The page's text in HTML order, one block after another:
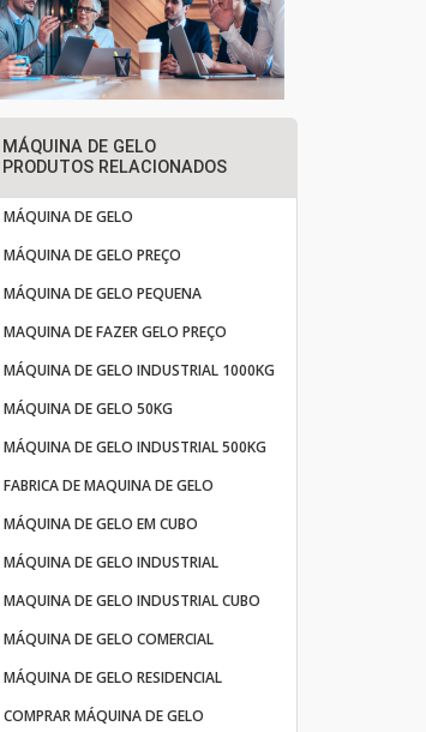
MÁQUINA DE GELO
PRODUTOS RELACIONADOS
MÁQUINA DE GELO
MÁQUINA DE GELO PREÇO
MÁQUINA DE GELO PEQUENA
MAQUINA DE FAZER GELO PREÇO
MÁQUINA DE GELO INDUSTRIAL 1000KG
MÁQUINA DE GELO 50KG
MÁQUINA DE GELO INDUSTRIAL 500KG
FABRICA DE MAQUINA DE GELO
MÁQUINA DE GELO EM CUBO
MÁQUINA DE GELO INDUSTRIAL
MAQUINA DE GELO INDUSTRIAL CUBO
MÁQUINA DE GELO COMERCIAL
MÁQUINA DE GELO RESIDENCIAL
COMPRAR MÁQUINA DE GELO